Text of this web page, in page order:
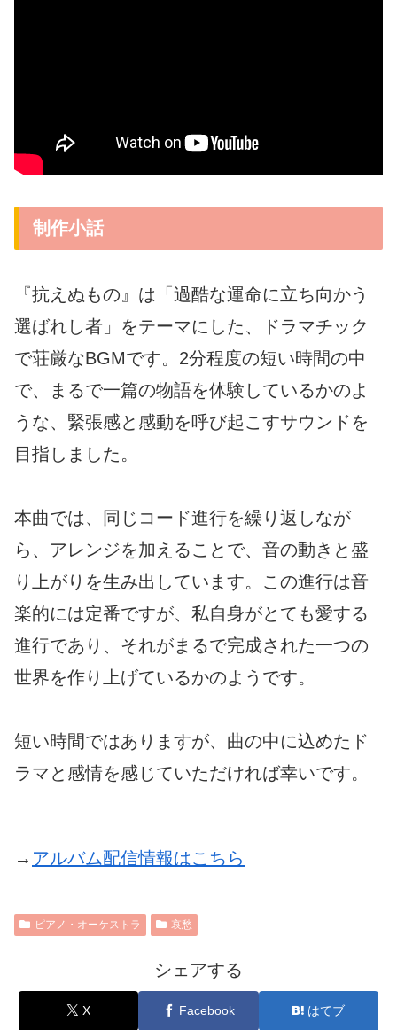
制作小話
『抗えぬもの』は「過酷な運命に立ち向かう
選ばれし者」をテーマにした、ドラマチック
で荘厳なBGMです。2分程度の短い時間の中
で、まるで一篇の物語を体験しているかのよ
うな、緊張感と感動を呼び起こすサウンドを
目指しました。
本曲では、同じコード進行を繰り返しなが
ら、アレンジを加えることで、音の動きと盛
り上がりを生み出しています。この進行は音
楽的には定番ですが、私自身がとても愛する
進行であり、それがまるで完成された一つの
世界を作り上げているかのようです。
短い時間ではありますが、曲の中に込めたド
ラマと感情を感じていただければ幸いです。
→ アルバム配信情報はこちら
ピアノ・オーケストラ 哀愁
シェアする
X Facebook はてブ